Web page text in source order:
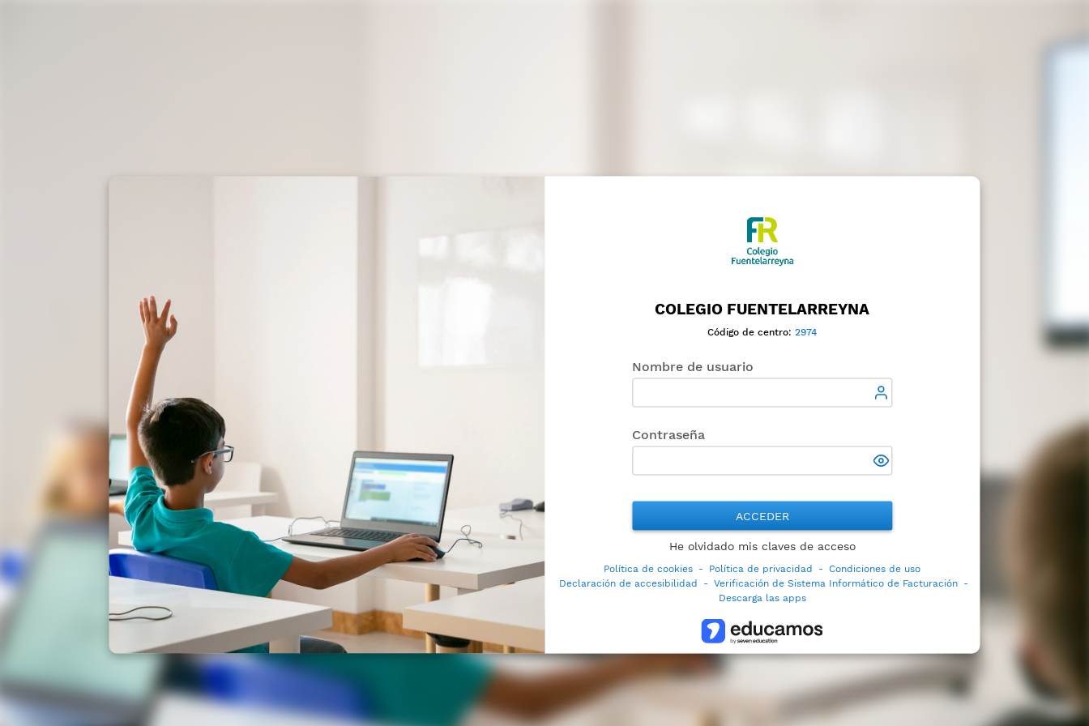
COLEGIO FUENTELARREYNA
Código de centro:2974
Nombre de usuario
Contraseña
ACCEDER
He olvidado mis claves de acceso
Política de cookies - Política de privacidad - Condiciones de uso
Declaración de accesibilidad
- Verificación de Sistema Informático de Facturación -
Descarga las apps